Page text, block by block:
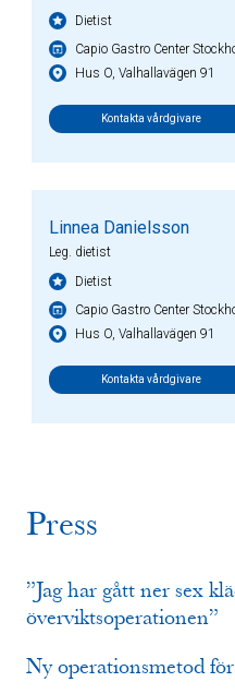
Dietist
Capio Gastro Center
Hus O, Valhallavägen 91
Kontakta vårdgivare
Linnea Danielsson
Leg. dietist
Dietist
Capio Gastro Center
Hus O, Valhallavägen 91
Kontakta vårdgivare
Press
”Jag har gått ner sex
överviktsoperationen”
Ny operationsmetod